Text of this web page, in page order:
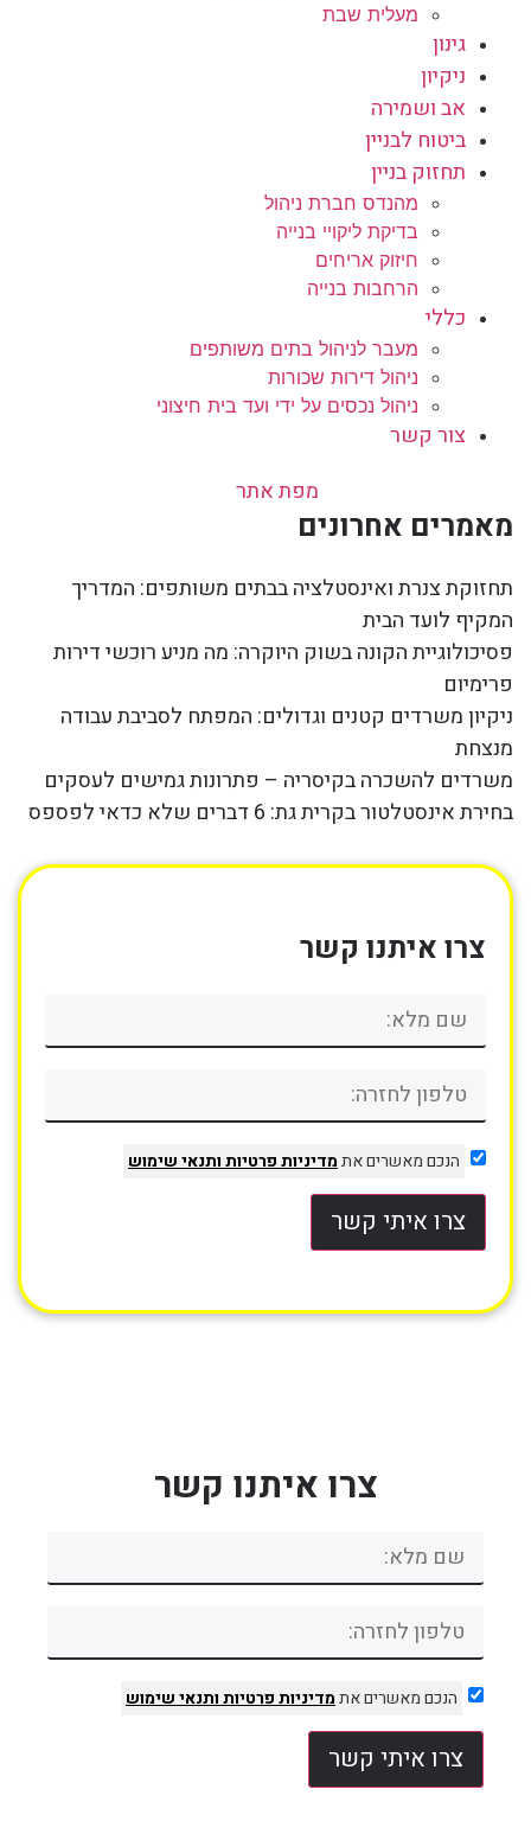
מעלית שבת
גינון
ניקיון
אב ושמירה
ביטוח לבניין
תחזוק בניין
מהנדס חברת ניהול
בדיקת ליקויי בנייה
חיזוק אריחים
הרחבות בנייה
כללי
מעבר לניהול בתים משותפים
ניהול דירות שכורות
ניהול נכסים על ידי ועד בית חיצוני
צור קשר
מפת אתר
מאמרים אחרונים
תחזוקת צנרת ואינסטלציה בבתים משותפים: המדריך
המקיף לועד הבית
פסיכולוגיית הקונה בשוק היוקרה: מה מניע רוכשי דירות
פרימיום
ניקיון משרדים קטנים וגדולים: המפתח לסביבת עבודה
מנצחת
משרדים להשכרה בקיסריה – פתרונות גמישים לעסקים
בחירת אינסטלטור בקרית גת: 6 דברים שלא כדאי לפספס
צרו איתנו קשר
הנכם מאשרים אתמדיניות פרטיותותנאי שימוש
צרו איתי קשר
צרו איתנו קשר
הנכם מאשרים אתמדיניות פרטיותותנאי שימוש
צרו איתי קשר